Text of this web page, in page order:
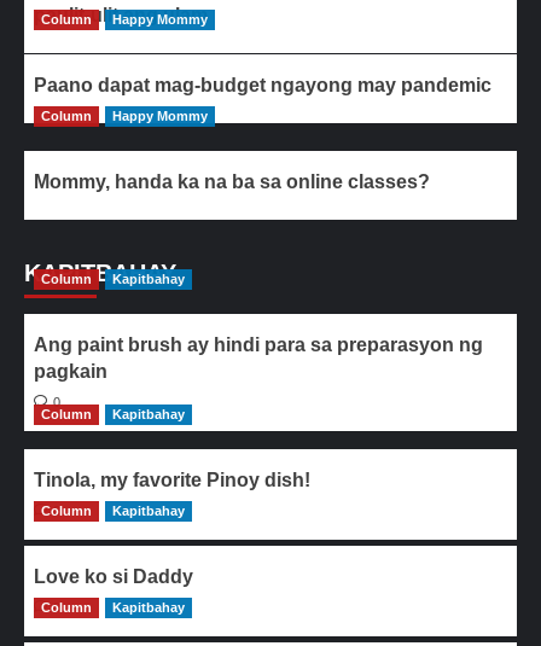
paulit-ulit ang ulam
Column Happy Mommy
Paano dapat mag-budget ngayong may pandemic
Column Happy Mommy
Mommy, handa ka na ba sa online classes?
KAPITBAHAY
Column Kapitbahay
Ang paint brush ay hindi para sa preparasyon ng
pagkain
0
Column
Kapitbahay
Tinola, my favorite Pinoy dish!
0
Column Kapitbahay
Love ko si Daddy
0
Column Kapitbahay